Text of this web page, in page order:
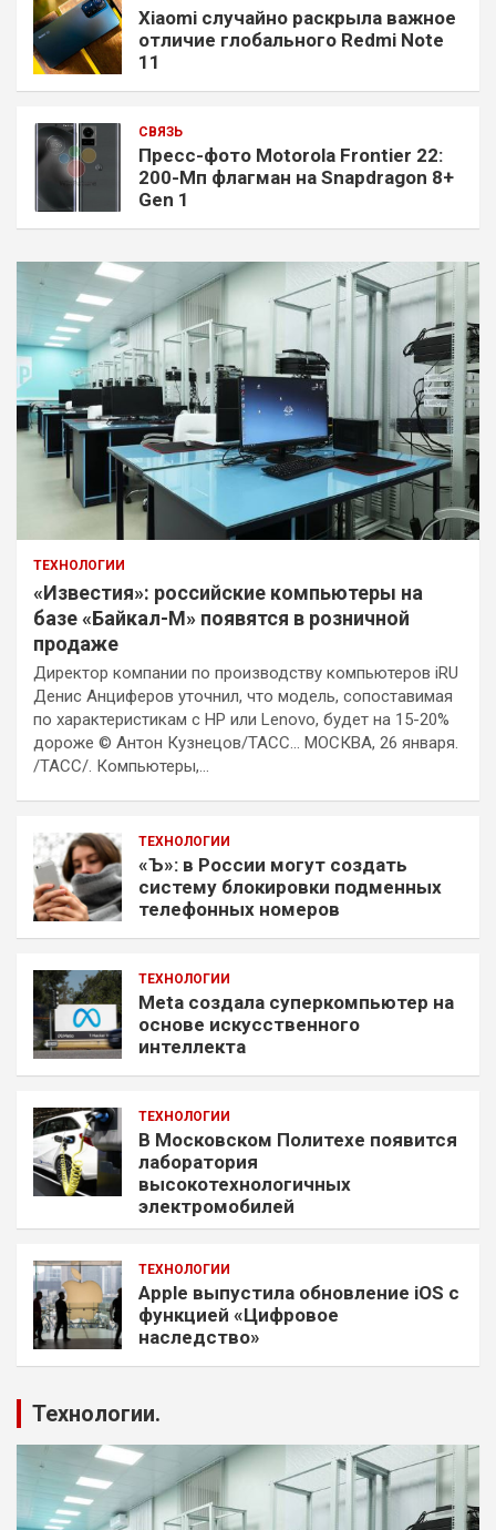
Xiaomi случайно раскрыла важное
отличие глобального Redmi Note
11
СВЯЗЬ
Пресс-фото Motorola Frontier 22:
200-Мп флагман на Snapdragon 8+
Gen 1
ТЕХНОЛОГИИ
«Известия»: российские компьютеры на
базе «Байкал-М» появятся в розничной
продаже
Директор компании по производству компьютеров iRU
Денис Анциферов уточнил, что модель, сопоставимая
по характеристикам с HP или Lenovo, будет на 15-20%
дороже © Антон Кузнецов/ТАСС… МОСКВА, 26 января.
/ТАСС/. Компьютеры,…
ТЕХНОЛОГИИ
«Ъ»: в России могут создать
систему блокировки подменных
телефонных номеров
ТЕХНОЛОГИИ
Meta создала суперкомпьютер на
основе искусственного
интеллекта
ТЕХНОЛОГИИ
В Московском Политехе появится
лаборатория
высокотехнологичных
электромобилей
ТЕХНОЛОГИИ
Apple выпустила обновление iOS с
функцией «Цифровое
наследство»
Технологии.